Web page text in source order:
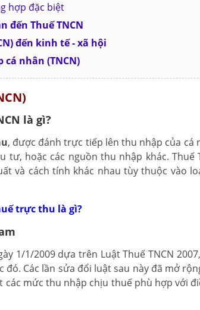
hợp đặc biệt
đến Thuế TNCN
đến kinh tế - xã hội
cá nhân (TNCN)
là gì?
, được đánh trực tiếp lên thu nhập của cá
hoặc các nguồn thu nhập khác. Thuế
và cách tính khác nhau tùy thuộc vào
trực thu là gì?
1/1/2009 dựa trên Luật Thuế TNCN
Các lần sửa đổi luật sau này đã mở
mức thu nhập chịu thuế phù hợp với